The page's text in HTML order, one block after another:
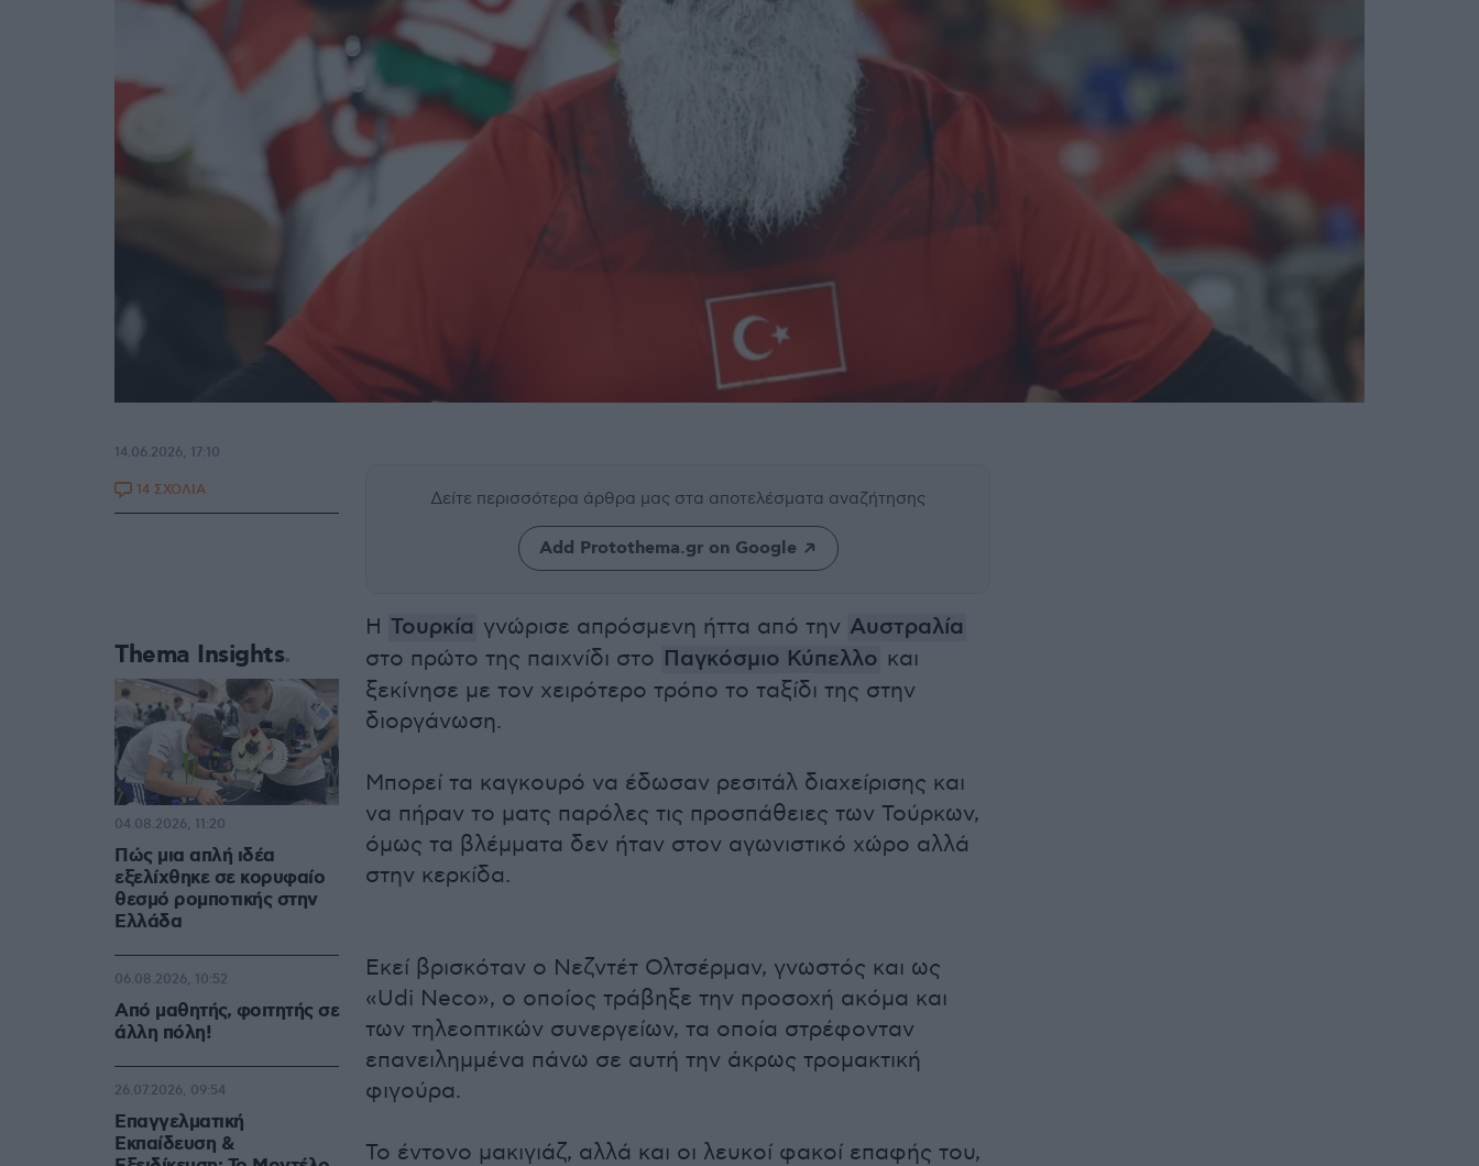
Δείτε περισσότερα άρθρα μας στα αποτελέσματα αναζήτησης
Add Protothema.gr on Google
Η Τουρκία γνώρισε απρόσμενη ήττα από την Αυστραλία
στο πρώτο της παιχνίδι στο Παγκόσμιο Κύπελλο και
ξεκίνησε με τον χειρότερο τρόπο το ταξίδι της στην
διοργάνωση.
Μπορεί τα καγκουρό να έδωσαν ρεσιτάλ διαχείρισης και
να πήραν το ματς παρόλες τις προσπάθειες των Τούρκων,
όμως τα βλέμματα δεν ήταν στον αγωνιστικό χώρο αλλά
στην κερκίδα.
Εκεί βρισκόταν ο Νεζντέτ Ολτσέρμαν, γνωστός και ως
«Udi Neco», ο οποίος τράβηξε την προσοχή ακόμα και
των τηλεοπτικών συνεργείων, τα οποία στρέφονταν
επανειλημμένα πάνω σε αυτή την άκρως τρομακτική
φιγούρα.
Το έντονο μακιγιάζ, αλλά και οι λευκοί φακοί επαφής του,
14.06.2026, 17:10
14 ΣΧΟΛΙΑ
Thema Insights
Πώς μια απλή ιδέα
εξελίχθηκε σε κορυφαίο
θεσμό ρομποτικής στην
Ελλάδα
04.08.2026, 11:20
Από μαθητής, φοιτητής σε
άλλη πόλη!
06.08.2026, 10:52
Επαγγελματική
Εκπαίδευση &
26.07.2026, 09:54